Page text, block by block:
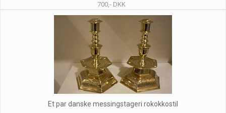
700,- DKK
Et par danske messingstageri rokokkostil